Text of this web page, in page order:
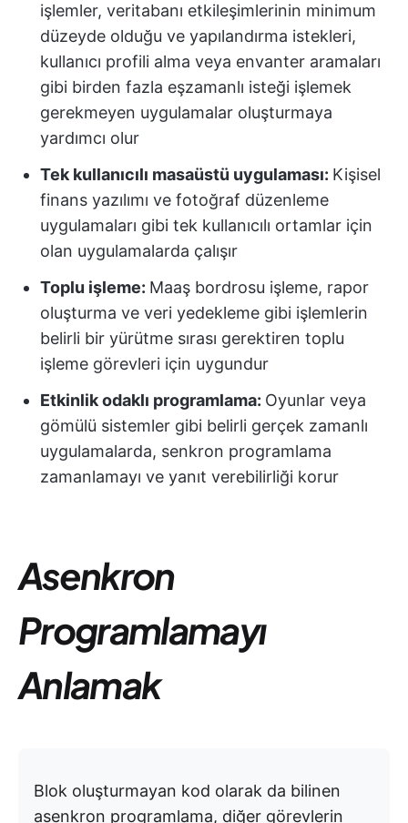
işlemler, veritabanı etkileşimlerinin minimum
düzeyde olduğu ve yapılandırma istekleri,
kullanıcı profili alma veya envanter aramaları
gibi birden fazla eşzamanlı isteği işlemek
gerekmeyen uygulamalar oluşturmaya
yardımcı olur
Tek kullanıcılı masaüstü uygulaması: Kişisel
finans yazılımı ve fotoğraf düzenleme
uygulamaları gibi tek kullanıcılı ortamlar için
olan uygulamalarda çalışır
Toplu işleme: Maaş bordrosu işleme, rapor
oluşturma ve veri yedekleme gibi işlemlerin
belirli bir yürütme sırası gerektiren toplu
işleme görevleri için uygundur
Etkinlik odaklı programlama: Oyunlar veya
gömülü sistemler gibi belirli gerçek zamanlı
uygulamalarda, senkron programlama
zamanlamayı ve yanıt verebilirliği korur
Asenkron
Programlamayı
Anlamak
Blok oluşturmayan kod olarak da bilinen
asenkron programlama, diğer görevlerin